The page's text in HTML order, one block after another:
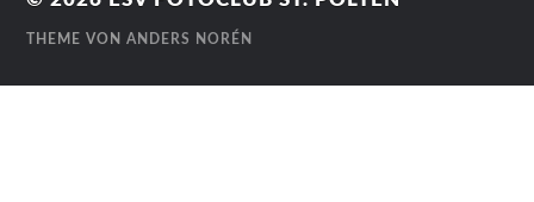
THEME VONANDERS NORÉN